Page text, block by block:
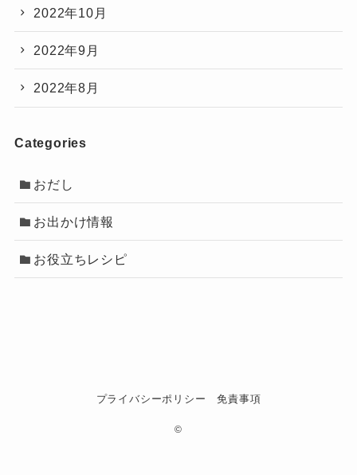
2022年10月
2022年9月
2022年8月
Categories
おだし
お出かけ情報
お役立ちレシピ
プライバシーポリシー 免責事項
©